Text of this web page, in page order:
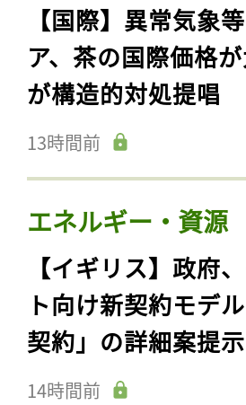
【国際】異常気象
ア、茶の国際価格
が構造的対処提唱
13時間前
エネルギー・資源
【イギリス】政府
ト向け新契約モデ
契約」の詳細案提示
14時間前